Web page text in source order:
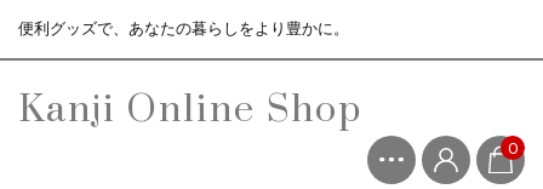
便利グッズで、あなたの暮らしをより豊かに。
Kanji Online Shop 0